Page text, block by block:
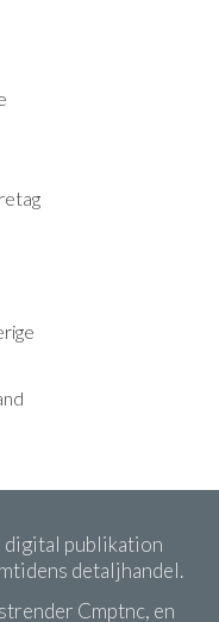
digital publikation
detaljhandel.
Cmptnc, en